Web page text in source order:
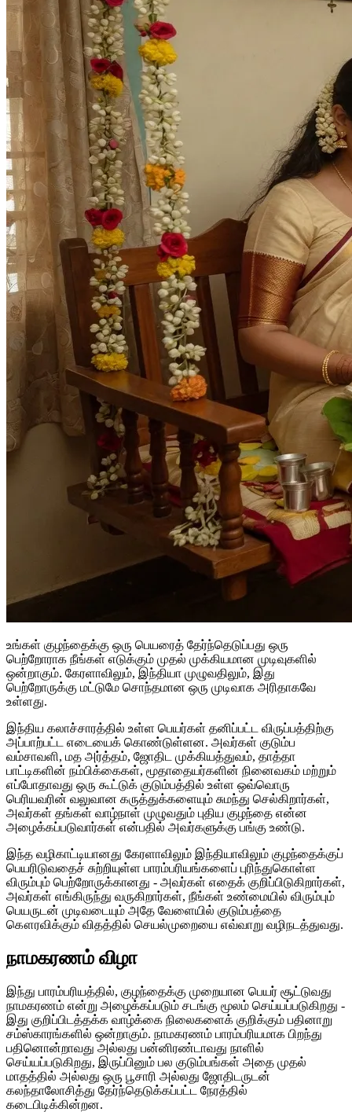
உங்கள் குழந்தைக்கு ஒரு பெயரைத் தேர்ந்தெடுப்பது ஒரு
பெற்றோராக நீங்கள் எடுக்கும் முதல் முக்கியமான முடிவுகளில்
ஒன்றாகும். கேரளாவிலும், இந்தியா முழுவதிலும், இது
பெற்றோருக்கு மட்டுமே சொந்தமான ஒரு முடிவாக அரிதாகவே
உள்ளது.
இந்திய கலாச்சாரத்தில் உள்ள பெயர்கள் தனிப்பட்ட விருப்பத்திற்கு
அப்பாற்பட்ட எடையைக் கொண்டுள்ளன. அவர்கள் குடும்ப
வம்சாவளி, மத அர்த்தம், ஜோதிட முக்கியத்துவம், தாத்தா
பாட்டிகளின் நம்பிக்கைகள், மூதாதையர்களின் நினைவகம் மற்றும்
எப்போதாவது ஒரு கூட்டுக் குடும்பத்தில் உள்ள ஒவ்வொரு
பெரியவரின் வலுவான கருத்துக்களையும் சுமந்து செல்கிறார்கள்,
அவர்கள் தங்கள் வாழ்நாள் முழுவதும் புதிய குழந்தை என்ன
அழைக்கப்படுவார்கள் என்பதில் அவர்களுக்கு பங்கு உண்டு.
இந்த வழிகாட்டியானது கேரளாவிலும் இந்தியாவிலும் குழந்தைக்குப்
பெயரிடுவதைச் சுற்றியுள்ள பாரம்பரியங்களைப் புரிந்துகொள்ள
விரும்பும் பெற்றோருக்கானது - அவர்கள் எதைக் குறிப்பிடுகிறார்கள்,
அவர்கள் எங்கிருந்து வருகிறார்கள், நீங்கள் உண்மையில் விரும்பும்
பெயருடன் முடிவடையும் அதே வேளையில் குடும்பத்தை
கௌரவிக்கும் விதத்தில் செயல்முறையை எவ்வாறு வழிநடத்துவது.
நாமகரணம் விழா
இந்து பாரம்பரியத்தில், குழந்தைக்கு முறையான பெயர் சூட்டுவது
நாமகரணம் என்று அழைக்கப்படும் சடங்கு மூலம் செய்யப்படுகிறது -
இது குறிப்பிடத்தக்க வாழ்க்கை நிலைகளைக் குறிக்கும் பதினாறு
சம்ஸ்காரங்களில் ஒன்றாகும். நாமகரணம் பாரம்பரியமாக பிறந்து
பதினொன்றாவது அல்லது பன்னிரண்டாவது நாளில்
செய்யப்படுகிறது, இருப்பினும் பல குடும்பங்கள் அதை முதல்
மாதத்தில் அல்லது ஒரு பூசாரி அல்லது ஜோதிடருடன்
கலந்தாலோசித்து தேர்ந்தெடுக்கப்பட்ட நேரத்தில்
கடைபிடிக்கின்றன.